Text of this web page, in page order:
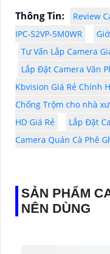
Thông Tin:
Review
IPC-S2VP-5M0WR
Tư Vấn Lắp Camera
Lắp Đặt Camera Văn
Kbvision Giá Rẻ Chính
Chống Trộm cho nhà
HD Giá Rẻ
Lắp Đặt
Camera Quán Cà Phê
SẢN PHẨM
NÊN DÙNG